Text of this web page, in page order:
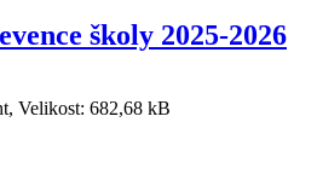
školy 2025-2026
Velikost: 682,68 kB